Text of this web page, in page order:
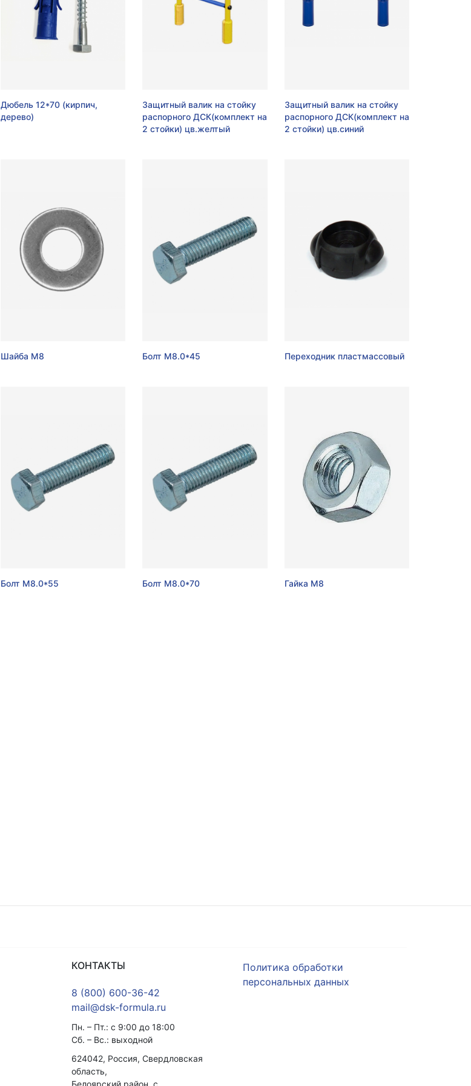
Дюбель 12*70 (кирпич,
дерево)
Защитный валик на стойку
распорного ДСК(комплект на
2 стойки) цв.желтый
Защитный валик на стойку
распорного ДСК(комплект на
2 стойки) цв.синий
Шайба М8 Болт М8.0*45 Переходник пластмассовый
Болт М8.0*55 Болт М8.0*70 Гайка М8
КОНТАКТЫ
8 (800) 600-36-42
mail@dsk-formula.ru
Пн. – Пт.: с 9:00 до 18:00
Сб. – Вс.: выходной
624042, Россия, Свердловская
область,
Белоярский район, с.
Политика обработки
персональных данных